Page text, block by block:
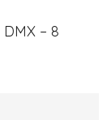
DMX – 8